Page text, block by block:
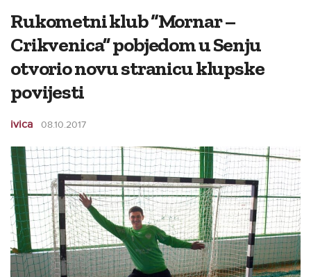
Rukometni klub “Mornar –
Crikvenica” pobjedom u Senju
otvorio novu stranicu klupske
povijesti
ivica 08.10.2017